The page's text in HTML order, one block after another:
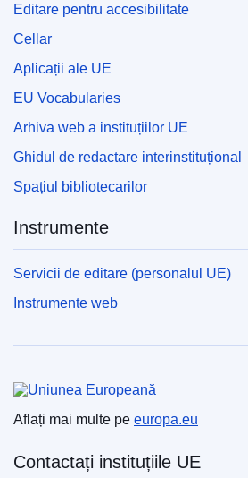
Editare pentru accesibilitate
Cellar
Aplicații ale UE
EU Vocabularies
Arhiva web a instituțiilor UE
Ghidul de redactare interinstituțional
Spațiul bibliotecarilor
Instrumente
Servicii de editare (personalul UE)
Instrumente web
Uniunea Europeană
Aflați mai multe pe europa.eu
Contactați instituțiile UE